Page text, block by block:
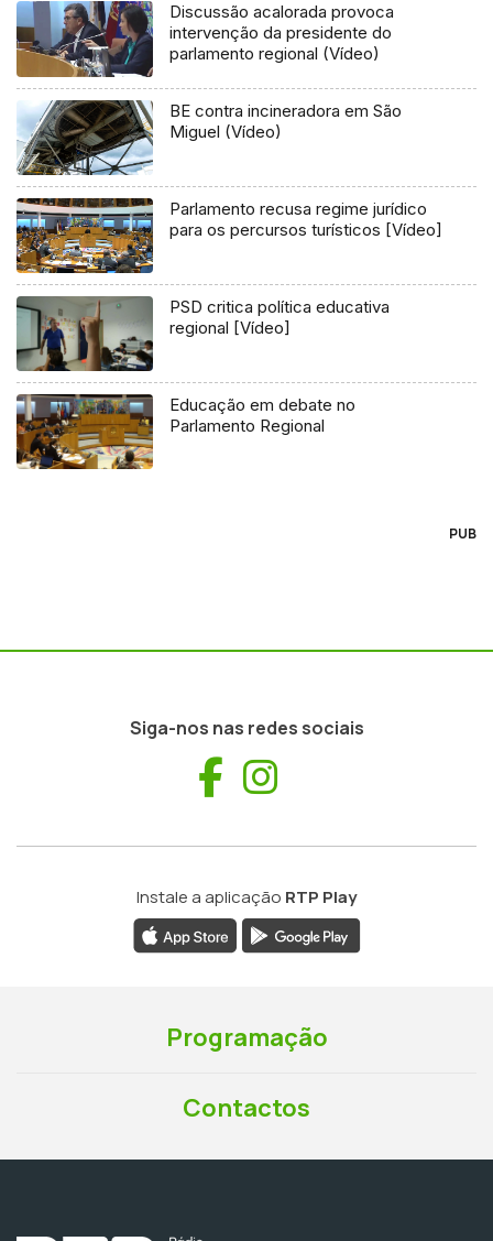
Discussão acalorada provoca
intervenção da presidente do
parlamento regional (Vídeo)
BE contra incineradora em São
Miguel (Vídeo)
Parlamento recusa regime jurídico
para os percursos turísticos [Vídeo]
PSD critica política educativa
regional [Vídeo]
Educação em debate no
Parlamento Regional
PUB
Siga-nos nas redes sociais
Facebook
Instale a aplicação RTP Play
Programação
Contactos